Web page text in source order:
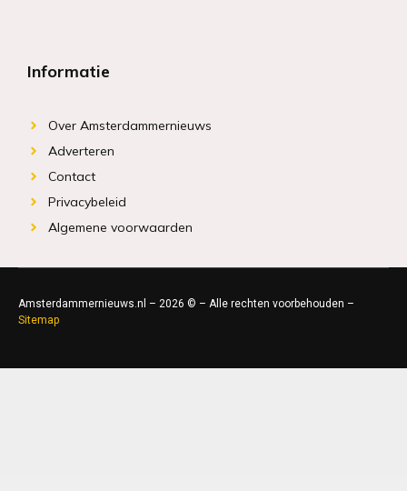
Informatie
Over Amsterdammernieuws
Adverteren
Contact
Privacybeleid
Algemene voorwaarden
Amsterdammernieuws.nl – 2026 © – Alle rechten voorbehouden –
Sitemap